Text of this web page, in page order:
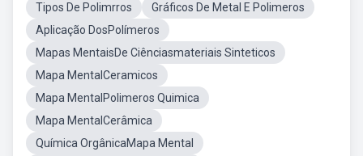
Tipos De Polimrros
Gráficos De Metal E Polimeros
Aplicação DosPolímeros
Mapas MentaisDe Ciênciasmateriais Sinteticos
Mapa MentalCeramicos
Mapa MentalPolimeros Quimica
Mapa MentalCerâmica
Química OrgânicaMapa Mental